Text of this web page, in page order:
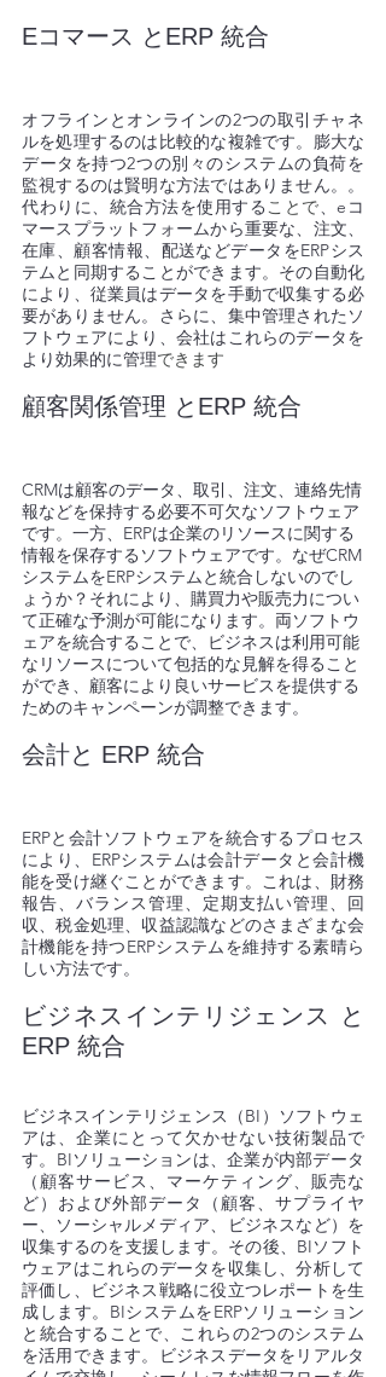
Eコマース とERP 統合
オフラインとオンラインの2つの取引チャネ
ルを処理するのは比較的な複雑です。膨大な
データを持つ2つの別々のシステムの負荷を
監視するのは賢明な方法ではありません。。
代わりに、統合方法を使用する ことで 、eコ
マースプラットフォームから重要な、注文、
在庫、顧客情報、配送などデータをERPシス
テムと同期することができます。その自動化
により、従業員はデータを手動で収集する必
要がありません。さらに、集中管理されたソ
フトウェアにより、会社はこれらのデータを
より効果的に管理できます
顧客関係管理 とERP 統合
CRMは顧客のデータ、取引、注文、連絡先情
報などを保持する必要不可欠なソフトウェア
です。一方、ERPは企業のリソースに関する
情報を保存するソフトウェアです。なぜCRM
システムをERPシステムと統合しないのでし
ょうか？それにより、購買力や販売力につい
て正確な予測が可能になります。両ソフトウ
ェアを統合することで、ビジネスは利用可能
なリソースについて包括的な見解を得ること
ができ、顧客により良いサービスを提供する
ためのキャンペーンが調整できます。
会計と ERP 統合
ERPと会計ソフトウェアを統合するプロセス
により、ERPシステムは会計データと会計機
能を受け継ぐことができます。これは、財務
報告、バランス管理、定期支払い管理、回
収、税金処理、収益認識などのさまざまな会
計機能を持つERPシステムを維持する素晴ら
しい方法です。
ビジネスインテリジェンス と
ERP 統合
ビジネスインテリジェンス（BI）ソフトウェ
アは、企業にとって欠かせない技術製品で
す。BIソリューションは、企業が内部データ
（顧客サービス、マーケティング、販売な
ど）および外部データ（顧客、サプライヤ
ー、ソーシャルメディア、ビジネスなど）を
収集するのを支援します。その後、BIソフト
ウェアはこれらのデータを収集し、分析して
評価し、ビジネス戦略に役立つレポートを生
成します。BIシステムをERPソリューション
と統合することで、これらの2つのシステム
を活用できます。ビジネスデータをリアルタ